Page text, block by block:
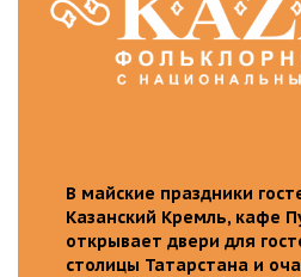
В майские праздники
Казанский Кремль, кафе
открывает двери для
столицы Татарстана и